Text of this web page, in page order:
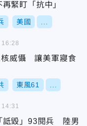
緊盯「抗中」
美國
核威懾 讓美軍寢食
東風61
16:28
詆毀」93閱兵 陸男